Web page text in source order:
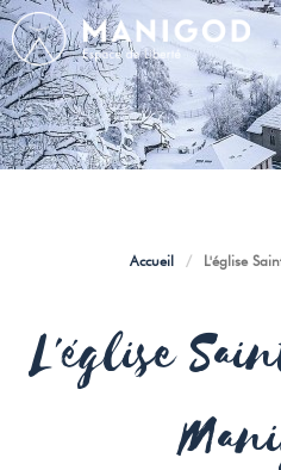
Accueil / L'église
L'église